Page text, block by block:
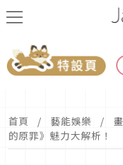
首頁 藝能娛樂
的原罪》魅力大解析！